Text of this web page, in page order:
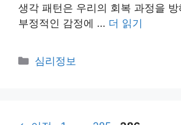
생각 패턴은 우리의 회복 과정을
부정적인 감정에 … 더 읽기
카
심리정보